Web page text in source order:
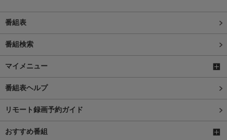
番組表
番組検索
マイメニュー
番組表ヘルプ
リモート録画予約ガイド
おすすめ番組